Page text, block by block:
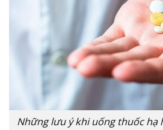
Những lưu ý khi uống thuốc hạ